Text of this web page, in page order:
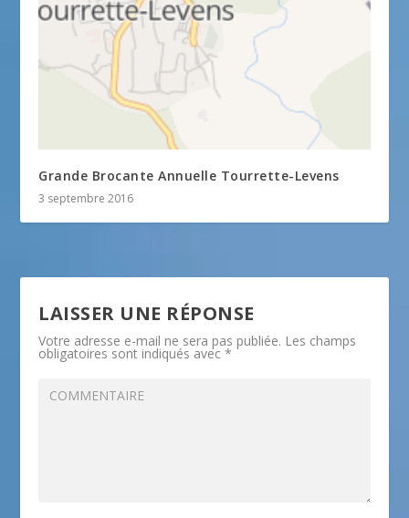
Grande Brocante Annuelle Tourrette-Levens
3 septembre 2016
LAISSER UNE RÉPONSE
Votre adresse e-mail ne sera pas publiée. Les champs
obligatoires sont indiqués avec*